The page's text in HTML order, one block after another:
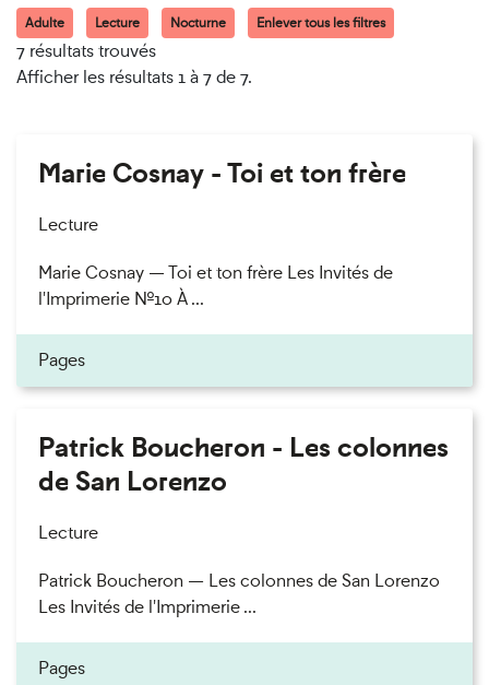
Adulte Lecture Nocturne Enlever tous les filtres
7 résultats trouvés
Afficher les résultats 1 à 7 de 7.
Marie Cosnay - Toi et ton frère
Lecture
Marie Cosnay — Toi et ton frère Les Invités de
l'Imprimerie n°10 À ...
Pages
Patrick Boucheron - Les colonnes
de San Lorenzo
Lecture
Patrick Boucheron — Les colonnes de San Lorenzo
Les Invités de l'Imprimerie ...
Pages